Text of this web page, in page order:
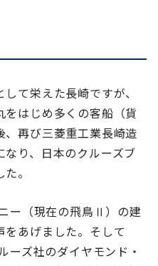
て栄えた長崎ですが、
はじめ多くの客船（貨
再び三菱重工業長崎造
り、日本のクルーズブ
。
ー（現在の飛鳥Ⅱ）の建
あげました。そして
ーズ社のダイヤモンド・